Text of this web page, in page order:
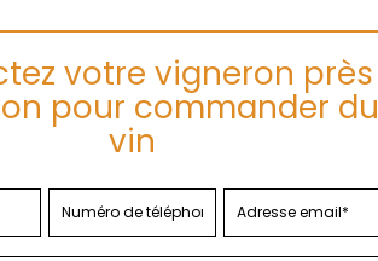
votre vigneron près
pour commander du
vin